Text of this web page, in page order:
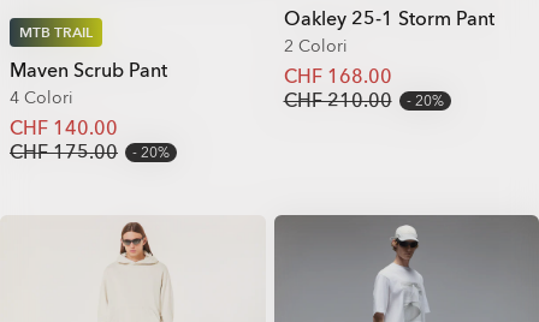
MTB TRAIL
Maven Scrub Pant
4 Colori
CHF 140.00
CHF 175.00
20%
Oakley 25-1 Storm Pant
2 Colori
CHF 168.00
CHF 210.00
20%